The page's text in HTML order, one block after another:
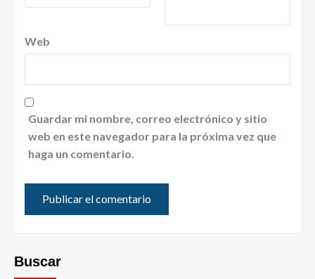
Web
Guardar mi nombre, correo electrónico y sitio
web en este navegador para la próxima vez que
haga un comentario.
Buscar